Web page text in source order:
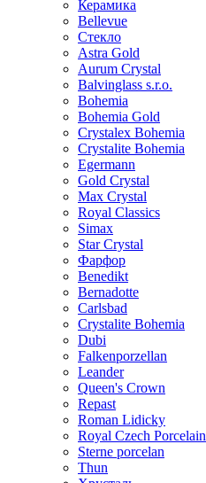
Керамика
Bellevue
Стекло
Astra Gold
Aurum Crystal
Balvinglass s.r.o.
Bohemia
Bohemia Gold
Crystalex Bohemia
Crystalite Bohemia
Egermann
Gold Crystal
Max Crystal
Royal Classics
Simax
Star Crystal
Фарфор
Benedikt
Bernadotte
Carlsbad
Crystalite Bohemia
Dubi
Falkenporzellan
Leander
Queen's Crown
Repast
Roman Lidicky
Royal Czech Porcelain
Sterne porcelan
Thun